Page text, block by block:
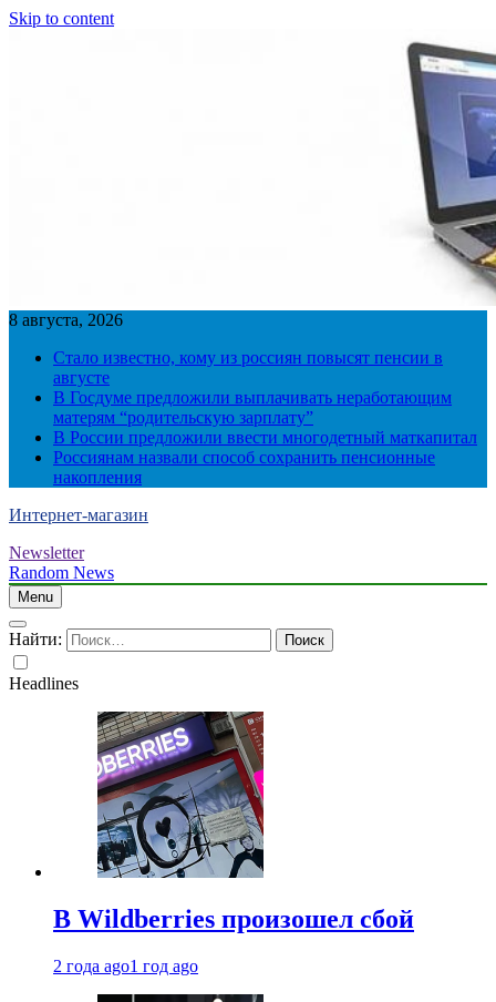
Skip to content
8 августа, 2026
Стало известно, кому из россиян повысят пенсии в
августе
В Госдуме предложили выплачивать неработающим
матерям “родительскую зарплату”
В России предложили ввести многодетный маткапитал
Россиянам назвали способ сохранить пенсионные
накопления
Интернет-магазин
Newsletter
Random News
Menu
Найти:
Headlines
В Wildberries произошел сбой
2 года ago1 год ago